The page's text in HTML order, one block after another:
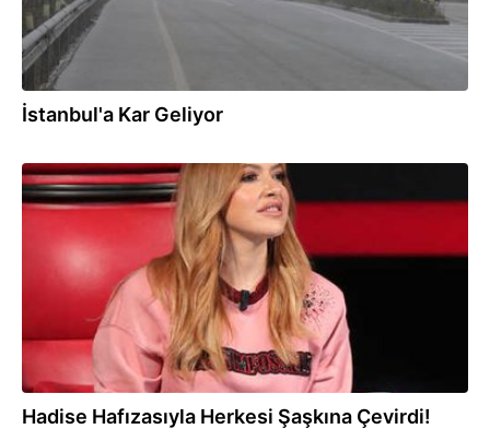
İstanbul'a Kar Geliyor
28.10.2018
Hadise Hafızasıyla Herkesi Şaşkına Çevirdi!